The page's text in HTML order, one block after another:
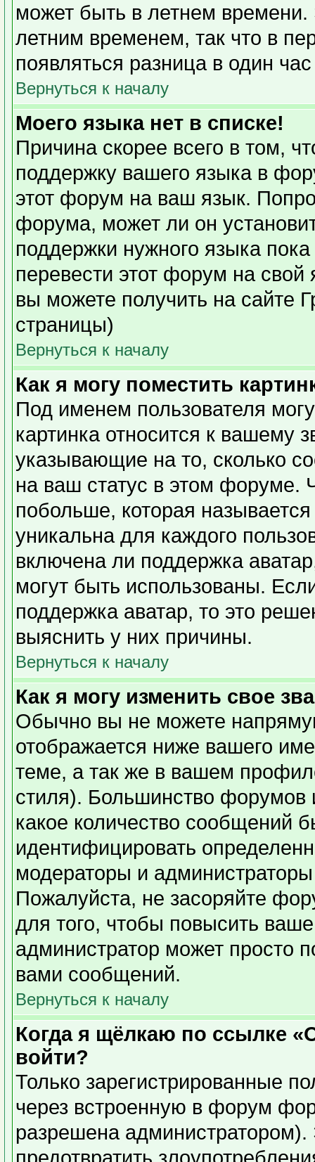
может быть в летнем
летним временем, так что в
появляться разница в один
Вернуться к началу
Моего языка нет в списке!
Причина скорее всего в том,
поддержку вашего языка в
этот форум на ваш язык.
форума, может ли он
поддержки нужного языка
перевести этот форум на
вы можете получить на сайте
страницы)
Вернуться к началу
Как я могу поместить
Под именем пользователя
картинка относится к вашему
указывающие на то, сколько
на ваш статус в этом форуме.
побольше, которая
уникальна для каждого
включена ли поддержка
могут быть использованы.
поддержка аватар, то это
выяснить у них причины.
Вернуться к началу
Как я могу изменить свое
Обычно вы не можете
отображается ниже вашего
теме, а так же в вашем
стиля). Большинство форумов
какое количество сообщений
идентифицировать
модераторы и
Пожалуйста, не засоряйте
для того, чтобы повысить
администратор может просто
вами сообщений.
Вернуться к началу
Когда я щёлкаю по ссылке
войти?
Только зарегистрированные
через встроенную в форум
разрешена